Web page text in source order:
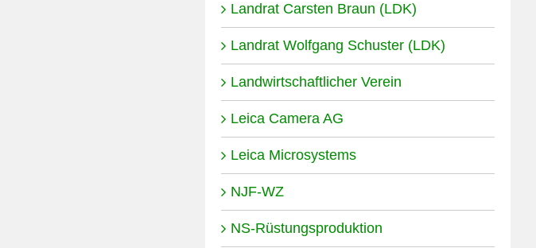
Landrat Carsten Braun (LDK)
Landrat Wolfgang Schuster (LDK)
Landwirtschaftlicher Verein
Leica Camera AG
Leica Microsystems
NJF-WZ
NS-Rüstungsproduktion